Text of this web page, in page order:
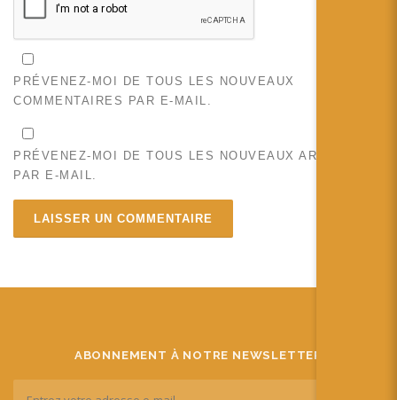
PRÉVENEZ-MOI DE TOUS LES NOUVEAUX
COMMENTAIRES PAR E-MAIL.
PRÉVENEZ-MOI DE TOUS LES NOUVEAUX ARTICLES
PAR E-MAIL.
ABONNEMENT À NOTRE NEWSLETTER